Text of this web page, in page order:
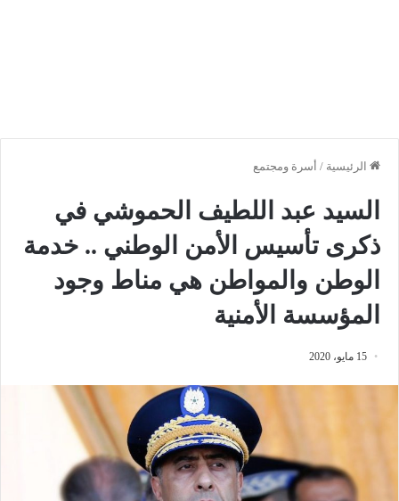
الرئيسية / أسرة ومجتمع
السيد عبد اللطيف الحموشي في
ذكرى تأسيس الأمن الوطني .. خدمة
الوطن والمواطن هي مناط وجود
المؤسسة الأمنية
15 مايو، 2020